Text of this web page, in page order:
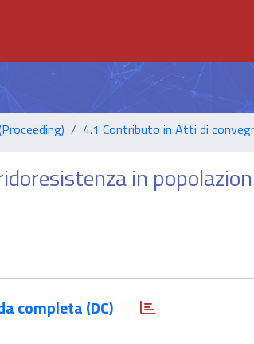
4.1 Contributo in Atti di
in
completa (DC)